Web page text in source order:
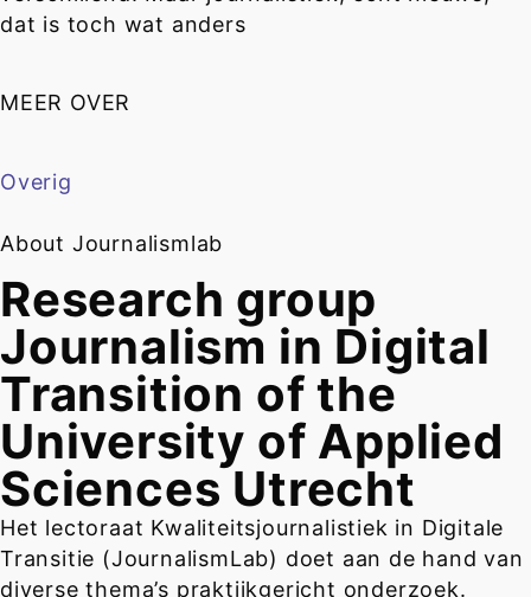
dat is toch wat anders
MEER OVER
Overig
About Journalismlab
Research group
Journalism in Digital
Transition of the
University of Applied
Sciences Utrecht
Het lectoraat Kwaliteitsjournalistiek in Digitale
Transitie (JournalismLab) doet aan de hand van
diverse thema’s praktijkgericht onderzoek.